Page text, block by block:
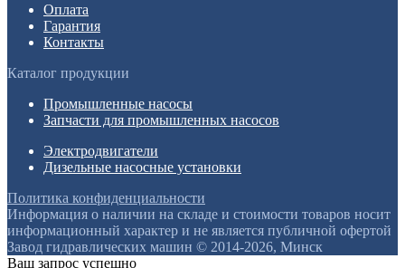
Оплата
Гарантия
Контакты
Каталог продукции
Промышленные насосы
Запчасти для промышленных насосов
Электродвигатели
Дизельные насосные установки
Политика конфиденциальности
Информация о наличии на складе и стоимости товаров носит
информационный характер и не является публичной офертой
Завод гидравлических машин © 2014-2026, Минск
Ваш запрос успешно